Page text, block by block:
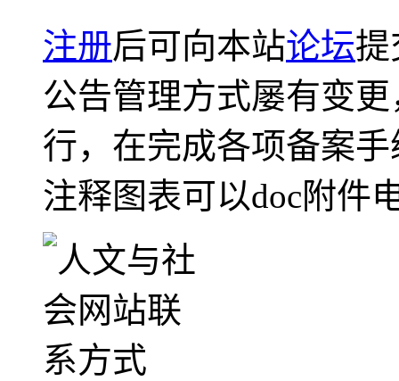
注册后可向本站论坛提
公告管理方式屡有变
行，在完成各项备案
注释图表可以doc附件